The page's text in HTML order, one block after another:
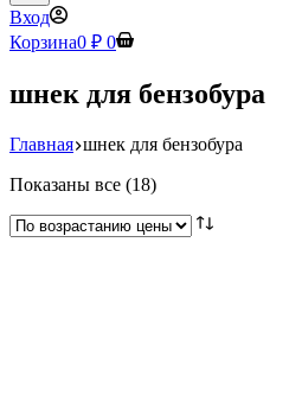
Вход
Корзина0 ₽ 0
шнек для бензобура
Главная шнек для бензобура
Показаны все (18)Цены:
возрастанию